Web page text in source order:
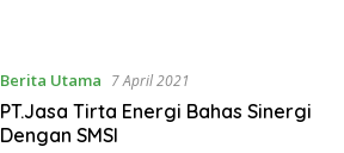
Berita Utama 7 April 2021
PT.Jasa Tirta Energi Bahas Sinergi
Dengan SMSI